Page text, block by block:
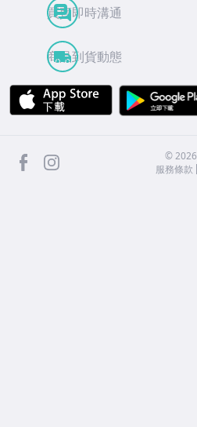
買賣即時溝通
商品到貨動態
APP Store
facebook ©2026
服務條款